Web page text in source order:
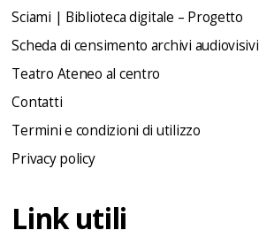
Sciami | Biblioteca digitale – Progetto
Scheda di censimento archivi audiovisivi
Teatro Ateneo al centro
Contatti
Termini e condizioni di utilizzo
Privacy policy
Link utili